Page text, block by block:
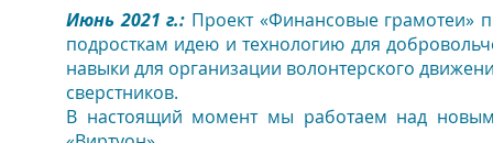
Июнь 2021 г.: Проект «Финансовые грамотеи»
подросткам идею и технологию для
навыки для организации волонтерского
сверстников.
В настоящий момент мы работаем над